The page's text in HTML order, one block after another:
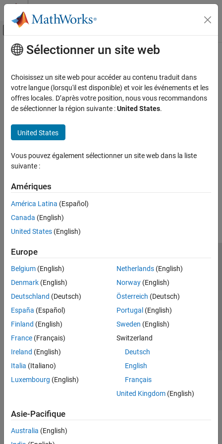
Passer au contenu
Activer/désactiver l'affichage du menu
Accueil de la documentation
Contenu principal
How useful was this information?
Sélectionner un site web
Choisissez un site web pour accéder au contenu traduit dans
votre langue (lorsqu'il est disponible) et voir les événements et les
offres locales. D’après votre position, nous vous recommandons
de sélectionner la région suivante :United States.
United States
Vous pouvez également sélectionner un site web dans la liste
suivante :
Amériques
América Latina (Español)
Canada (English)
United States (English)
Europe
Belgium (English)
Denmark (English)
Deutschland (Deutsch)
España (Español)
Finland (English)
France (Français)
Ireland (English)
Italia (Italiano)
Luxembourg (English)
Netherlands(English)
Norway(English)
Österreich (Deutsch)
Portugal (English)
Sweden (English)
Switzerland
Deutsch
English
Français
United Kingdom(English)
Asie-Pacifique
Australia (English)
Lutte anti-piratage
Contacts locaux
© 1994-2026 The MathWorks, Inc.